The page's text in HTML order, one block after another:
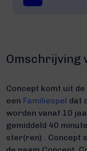
Omschrijving
Concept komt uit de
een Familiespel dat
worden vanaf 10
gemiddeld 40
ster(ren) . Concept